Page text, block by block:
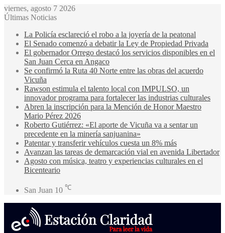
viernes, agosto 7 2026
Últimas Noticias
La Policía esclareció el robo a la joyería de la peatonal
El Senado comenzó a debatir la Ley de Propiedad Privada
El gobernador Orrego destacó los servicios disponibles en el
San Juan Cerca en Angaco
Se confirmó la Ruta 40 Norte entre las obras del acuerdo
Vicuña
Rawson estimula el talento local con IMPULSO, un
innovador programa para fortalecer las industrias culturales
Abren la inscripción para la Mención de Honor Maestro
Mario Pérez 2026
Roberto Gutiérrez: «El aporte de Vicuña va a sentar un
precedente en la minería sanjuanina»
Patentar y transferir vehículos cuesta un 8% más
Avanzan las tareas de demarcación vial en avenida Libertador
Agosto con música, teatro y experiencias culturales en el
Bicenteario
San Juan 10 ℃